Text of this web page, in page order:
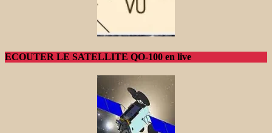
ECOUTER LE SATELLITE QO-100 en live